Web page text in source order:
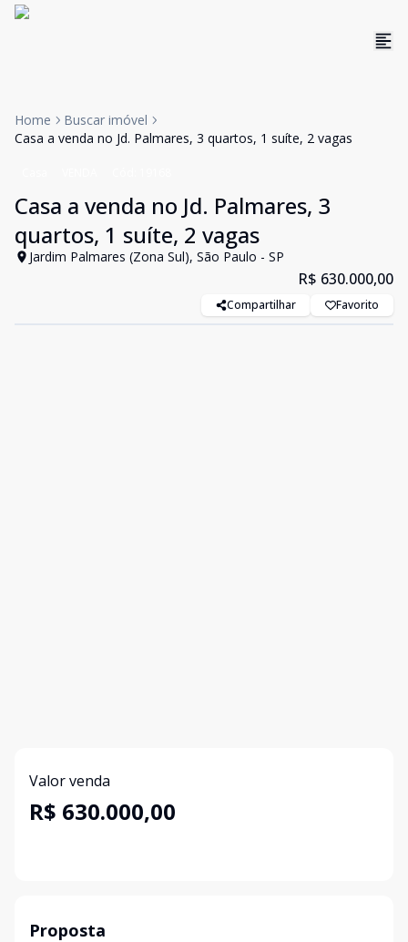
Home
Buscar imóvel
Casa a venda no Jd. Palmares, 3 quartos, 1 suíte, 2 vagas
Casa a venda no Jd. Palmares, 3
quartos, 1 suíte, 2 vagas
Jardim Palmares (Zona Sul), São Paulo - SP
R$ 630.000,00
Compartilhar Favorito
Valor venda
R$ 630.000,00
Proposta